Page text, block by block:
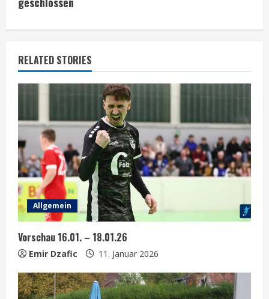
i
n
u
e
R
e
a
d
i
n
g
RELATED STORIES
Allgemein
Vorschau 16.01. – 18.01.26
Emir Dzafic 11. Januar 2026